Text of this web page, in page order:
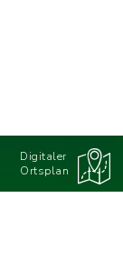
Digitaler
Ortsplan